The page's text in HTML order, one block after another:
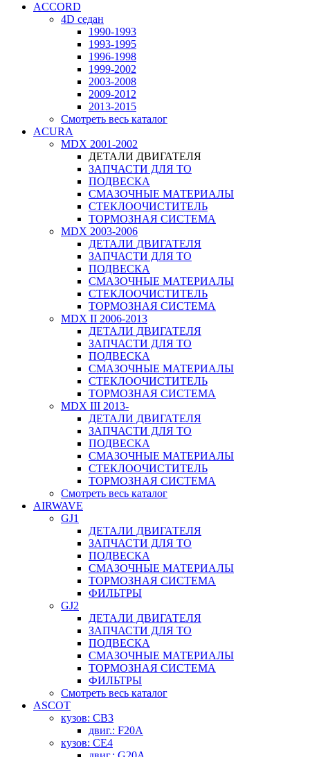
ACCORD
4D седан
1990-1993
1993-1995
1996-1998
1999-2002
2003-2008
2009-2012
2013-2015
Смотреть весь каталог
ACURA
MDX 2001-2002
ДЕТАЛИ ДВИГАТЕЛЯ
ЗАПЧАСТИ ДЛЯ ТО
ПОДВЕСКА
СМАЗОЧНЫЕ МАТЕРИАЛЫ
СТЕКЛООЧИСТИТЕЛЬ
ТОРМОЗНАЯ СИСТЕМА
MDX 2003-2006
ДЕТАЛИ ДВИГАТЕЛЯ
ЗАПЧАСТИ ДЛЯ ТО
ПОДВЕСКА
СМАЗОЧНЫЕ МАТЕРИАЛЫ
СТЕКЛООЧИСТИТЕЛЬ
ТОРМОЗНАЯ СИСТЕМА
MDX II 2006-2013
ДЕТАЛИ ДВИГАТЕЛЯ
ЗАПЧАСТИ ДЛЯ ТО
ПОДВЕСКА
СМАЗОЧНЫЕ МАТЕРИАЛЫ
СТЕКЛООЧИСТИТЕЛЬ
ТОРМОЗНАЯ СИСТЕМА
MDX III 2013-
ДЕТАЛИ ДВИГАТЕЛЯ
ЗАПЧАСТИ ДЛЯ ТО
ПОДВЕСКА
СМАЗОЧНЫЕ МАТЕРИАЛЫ
СТЕКЛООЧИСТИТЕЛЬ
ТОРМОЗНАЯ СИСТЕМА
Смотреть весь каталог
AIRWAVE
GJ1
ДЕТАЛИ ДВИГАТЕЛЯ
ЗАПЧАСТИ ДЛЯ ТО
ПОДВЕСКА
СМАЗОЧНЫЕ МАТЕРИАЛЫ
ТОРМОЗНАЯ СИСТЕМА
ФИЛЬТРЫ
GJ2
ДЕТАЛИ ДВИГАТЕЛЯ
ЗАПЧАСТИ ДЛЯ ТО
ПОДВЕСКА
СМАЗОЧНЫЕ МАТЕРИАЛЫ
ТОРМОЗНАЯ СИСТЕМА
ФИЛЬТРЫ
Смотреть весь каталог
ASCOT
кузов: CB3
двиг.: F20A
кузов: CE4